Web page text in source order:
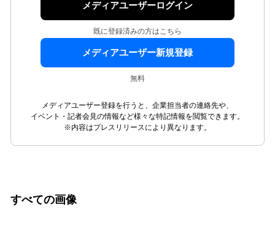
メディアユーザーログイン
既に登録済みの方はこちら
メディアユーザー新規登録
無料
メディアユーザー登録を行うと、企業担当者の連絡先や、
イベント・記者会見の情報など様々な特記情報を閲覧できます。
※内容はプレスリリースにより異なります。
すべての画像